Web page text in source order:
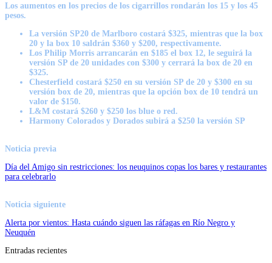
Los aumentos en los precios de los cigarrillos rondarán los 15 y los 45
pesos.
La versión SP20 de Marlboro costará $325, mientras que la box
20 y la box 10 saldrán $360 y $200, respectivamente.
Los Philip Morris arrancarán en $185 el box 12, le seguirá la
versión SP de 20 unidades con $300 y cerrará la box de 20 en
$325.
Chesterfield costará $250 en su versión SP de 20 y $300 en su
versión box de 20, mientras que la opción box de 10 tendrá un
valor de $150.
L&M costará $260 y $250 los blue o red.
Harmony Colorados y Dorados subirá a $250 la versión SP
Noticia previa
Día del Amigo sin restricciones: los neuquinos copas los bares y restaurantes
para celebrarlo
Noticia siguiente
Alerta por vientos: Hasta cuándo siguen las ráfagas en Río Negro y
Neuquén
Entradas recientes